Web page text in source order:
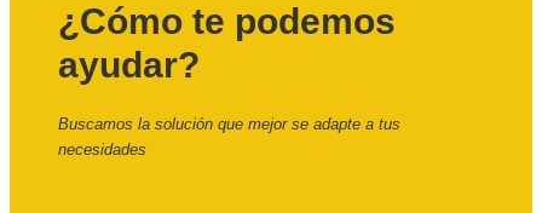
¿Cómo te podemos
ayudar?
Buscamos la solución que mejor se adapte a tus
necesidades